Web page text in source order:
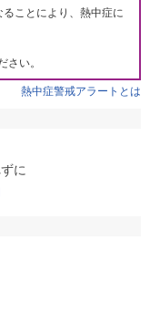
ことにより、熱中症に
さい。
熱中症警戒アラートとは
に